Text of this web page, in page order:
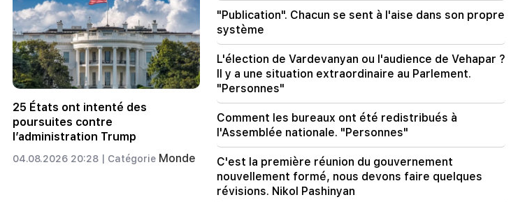
25 États ont intenté des
poursuites contre
l’administration Trump
04.08.2026 20:28 | Catégorie Monde
21:48
Il y a eu des changements dans les lignes de bus
à Erevan
21:30
La vie d'Erevan est sur l'autel. Vardanyan sur la
21:16
Ils essaient ainsi de me faire taire, car ils n’y
parviennent pas à l’Assemblée nationale. Edgar
Ghazarian
"Publication". Chacun se sent à l'aise dans son propre
système
L'élection de Vardevanyan ou l'audience de Vehapar ?
Il y a une situation extraordinaire au Parlement.
"Personnes"
Comment les bureaux ont été redistribués à
l'Assemblée nationale. "Personnes"
C'est la première réunion du gouvernement
nouvellement formé, nous devons faire quelques
révisions. Nikol Pashinyan